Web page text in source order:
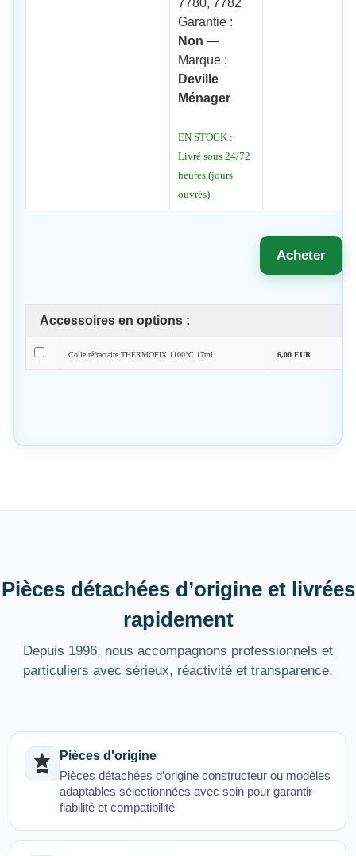
7780, 7782
Garantie :
Non —
Marque :
Deville
Ménager
EN STOCK :
Livré sous 24/72
heures (jours
ouvrés)
Acheter
Accessoires en options :
Colle réfractaire THERMOFIX 1100°C 17ml 6,00 EUR
Pièces détachées d’origine et livrées
rapidement
Depuis 1996, nous accompagnons professionnels et
particuliers avec sérieux, réactivité et transparence.
Pièces d'origine
Pièces détachées d’origine constructeur ou modèles
adaptables sélectionnées avec soin pour garantir
fiabilité et compatibilité